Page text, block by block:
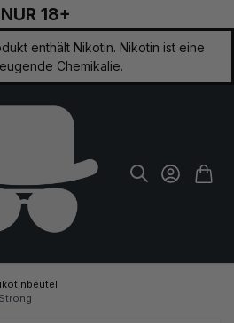
NUR 18+
enthält Nikotin. Nikotin ist eine
Chemikalie.